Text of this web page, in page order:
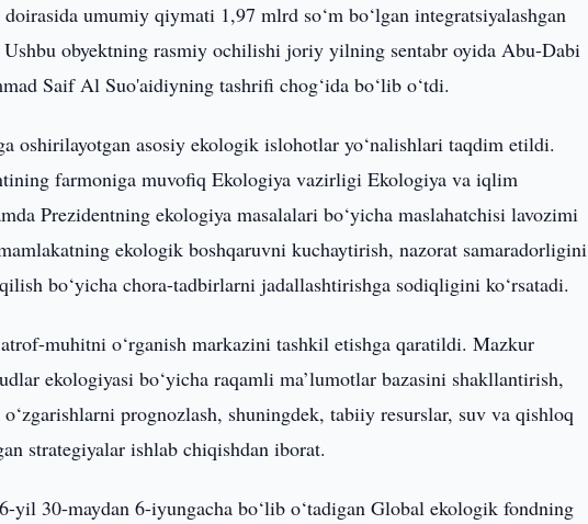
umumiy qiymati 1,97 mlrd so‘m bo‘lgan integratsiyalashgan
obyektning rasmiy ochilishi joriy yilning sentabr oyida Abu-Dabi
Saif Al Suo'aidiyning tashrifi chog‘ida bo‘lib o‘tdi.
oshirilayotgan asosiy ekologik islohotlar yo‘nalishlari taqdim etildi.
farmoniga muvofiq Ekologiya vazirligi Ekologiya va iqlim
Prezidentning ekologiya masalalari bo‘yicha maslahatchisi lavozimi
ekologik boshqaruvni kuchaytirish, nazorat samaradorligini
bo‘yicha chora-tadbirlarni jadallashtirishga sodiqligini ko‘rsatadi.
muhitni o‘rganish markazini tashkil etishga qaratildi. Mazkur
ekologiyasi bo‘yicha raqamli ma’lumotlar bazasini shakllantirish,
prognozlash, shuningdek, tabiiy resurslar, suv va qishloq
strategiyalar ishlab chiqishdan iborat.
yil 30-maydan 6-iyungacha bo‘lib o‘tadigan Global ekologik fondning